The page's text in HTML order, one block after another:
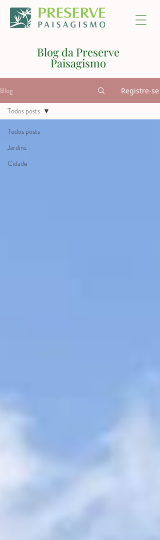
Blog da Preserve
Paisagismo
Blog Registre-se
Todos posts
Jardins
Cidade
Todos posts